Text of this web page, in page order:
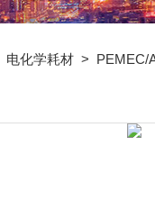
电化学耗材 > PEMEC/